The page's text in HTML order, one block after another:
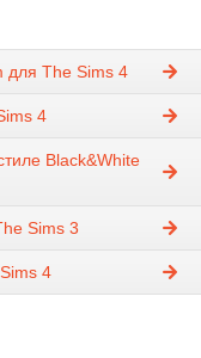
для The Sims 4
4
Black&White
Sims 3
4